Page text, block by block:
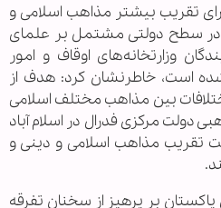
تقریب بیشتر مذاهب اسلامی و
در سطح دولتی مشتمل بر علمای
وزارتخانه‌های اوقاف و امور
است، خاطرنشان کرد: هدف از
بین مذاهب مختلف اسلامی
دولت مرکزی فدرال در اسلام آباد
تقریب مذاهب اسلامی و دینی و
بر پرهیز از سخنان تفرقه